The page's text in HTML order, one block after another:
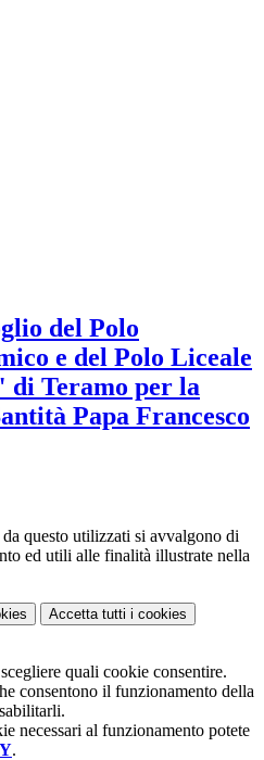
del Polo
e del Polo Liceale
Teramo per la
Papa Francesco
questo utilizzati si avvalgono di
ed utili alle finalità illustrate nella
Accetta tutti i cookies
quali cookie consentire.
consentono il funzionamento della
necessari al funzionamento potete
.